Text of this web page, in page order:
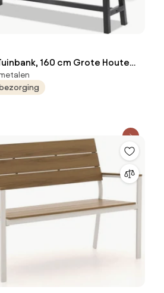
160 cm Grote Houten
met Metalen Poten voor
Draagvermogen 227 kg,